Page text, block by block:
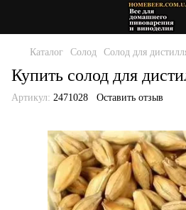
Каталог Солод Солод для
Купить солод для
Артикул: 2471028 Оставить отзыв